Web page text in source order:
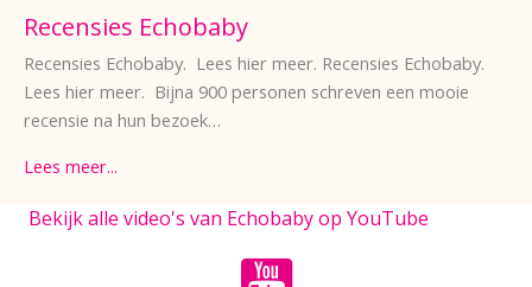
Recensies Echobaby
Recensies Echobaby. Lees hier meer. Recensies Echobaby.
Lees hier meer. Bijna 900 personen schreven een mooie
recensie na hun bezoek…
Lees meer...
Bekijk alle video's van Echobaby op YouTube